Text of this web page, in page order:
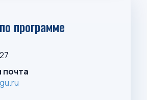
программе
почта